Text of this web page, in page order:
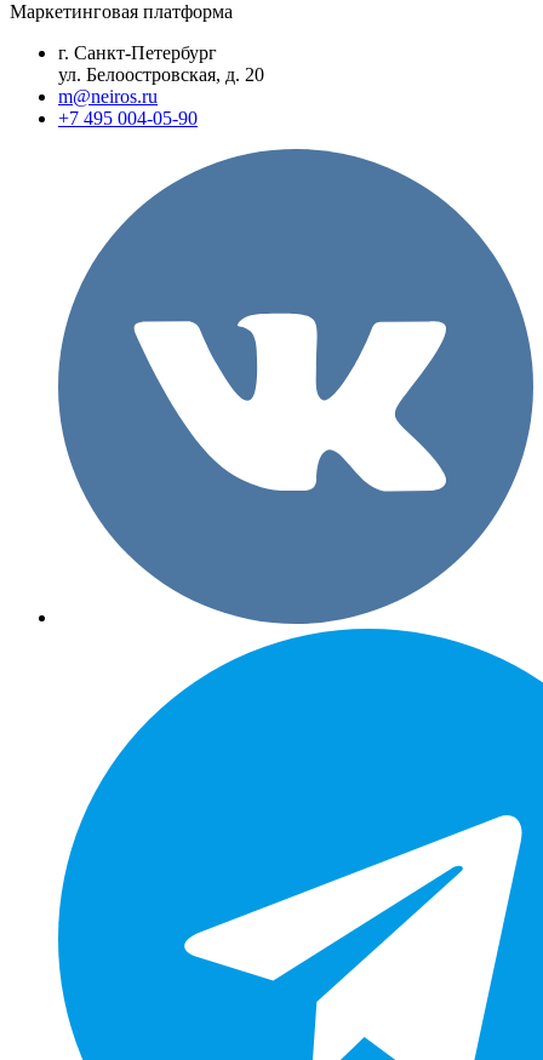
Маркетинговая платформа
г. Санкт-Петербург
ул. Белоостровская, д. 20
m@neiros.ru
+7 495 004-05-90